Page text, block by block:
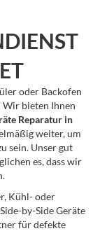
oder Backofen
Wir bieten Ihnen
Reparatur in
weiter, um
sein. Unser gut
es, dass wir
Kühl- oder
by-Side Geräte
für defekte